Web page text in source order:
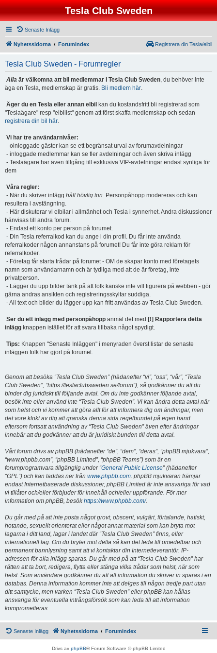
Tesla Club Sweden
Senaste Inlägg
Nyhetssidorna Forumindex Registrera din Tesla/elbil
Tesla Club Sweden - Forumregler
Alla är välkomna att bli medlemmar i Tesla Club Sweden, du behöver inte
äga en Tesla, medlemskap är gratis. Bli medlem här.
Äger du en Tesla eller annan elbil kan du kostandsfritt bli registrerad som
"Teslaägare" resp "elbilist" genom att först skaffa medlemskap och sedan
registrera din bil här.
Vi har tre användarnivåer:
- oinloggade gäster kan se ett begränsat urval av forumavdelningar
- inloggade medlemmar kan se fler avdelningar och även skriva inlägg
- Teslaägare har även tillgång till exklusiva VIP-avdelningar endast synliga för
dem
Våra regler:
- När du skriver inlägg håll hövlig ton. Personpåhopp modereras och kan
resultera i avstängning.
- Här diskuterar vi elbilar i allmänhet och Tesla i synnerhet. Andra diskussioner
hänvisas till andra forum.
- Endast ett konto per person på forumet.
- Din Tesla referralkod kan du ange i din profil. Du får inte använda
referralkoder någon annanstans på forumet! Du får inte göra reklam för
referralkoder.
- Företag får starta trådar på forumet - OM de skapar konto med företagets
namn som användarnamn och är tydliga med att de är företag, inte
privatperson.
- Lägger du upp bilder tänk på att folk kanske inte vill figurera på webben - gör
gärna andras ansikten och registreringsskyltar suddiga.
- All text och bilder du lägger upp kan fritt användas av Tesla Club Sweden.
Ser du ett inlägg med personpåhopp anmäl det med [!] Rapportera detta
inlägg knappen istället för att svara tillbaka något spydigt.
Tips: Knappen "Senaste Inläggen" i menyraden överst listar de senaste
inläggen folk har gjort på forumet.
Genom att besöka “Tesla Club Sweden” (hädanefter “vi”, “oss”, “vår”, “Tesla
Club Sweden”, “https://teslaclubsweden.se/forum”), så godkänner du att du
binder dig juridiskt till följande avtal. Om du inte godkänner följande avtal,
besök inte eller använd inte “Tesla Club Sweden”. Vi kan ändra detta avtal när
som helst och vi kommer att göra allt för att informera dig om ändringar, men
det vore klokt av dig att granska denna sida regelbundet på egen hand
eftersom fortsatt användning av “Tesla Club Sweden” även efter ändringar
innebär att du godkänner att du är juridiskt bunden till detta avtal.
Vårt forum drivs av phpBB (hädanefter “de”, “dem”, “deras”, “phpBB mjukvara”,
“www.phpbb.com”, “phpBB Limited”, “phpBB Teams”) som är en
forumprogramvara tillgänglig under “General Public License” (hädanefter
“GPL”) och kan laddas ner från www.phpbb.com. phpBB mjukvaran främjar
endast Internetbaserade diskussioner, phpBB Limited är inte ansvariga för vad
vi tillåter och/eller förbjuder för innehåll och/eller uppförande. För mer
information om phpBB, besökhttps://www.phpbb.com/.
Du går med på att inte posta något grovt, obscent, vulgärt, förtalande, hatiskt,
hotande, sexuellt orienterat eller något annat material som kan bryta mot
lagarna i ditt land, lagar i landet där “Tesla Club Sweden” finns, eller
internationell lag. Om du bryter mot detta så kan det leda till omedelbar och
permanent bannlysning samt att vi kontaktar din Internetleverantör. IP-
adressen för alla inlägg sparas. Du går med på att “Tesla Club Sweden” har
rätten att ta bort, redigera, flytta eller stänga vilka trådar som helst, när som
helst. Som användare godkänner du att all information du skriver in sparas i en
databas. Denna information kommer inte att delges till någon tredje part utan
ditt samtycke, men varken “Tesla Club Sweden” eller phpBB kan hållas
ansvariga för eventuella intrångsförsök som kan leda till att information
komprometteras.
Senaste Inlägg Nyhetssidorna Forumindex
Drivs av phpBB® Forum Software © phpBB Limited